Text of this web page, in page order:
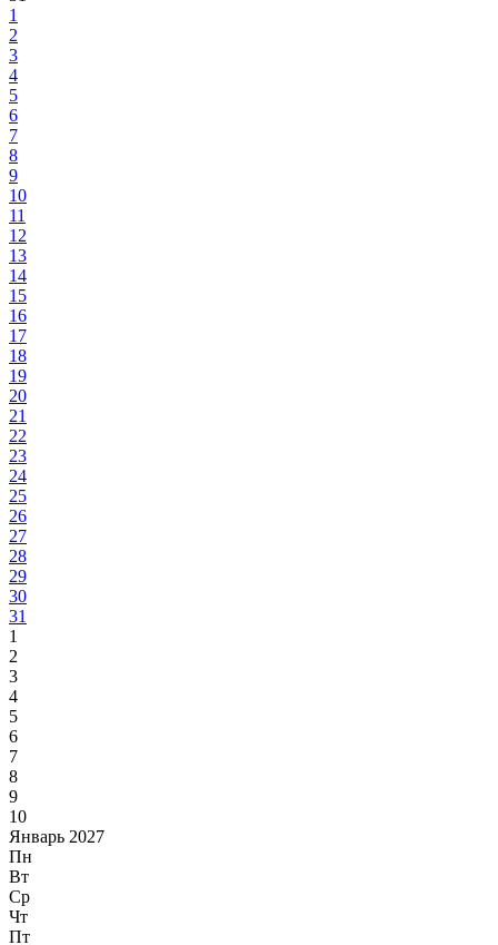
1
2
3
4
5
6
7
8
9
10
11
12
13
14
15
16
17
18
19
20
21
22
23
24
25
26
27
28
29
30
31
1
2
3
4
5
6
7
8
9
10
Январь 2027
Пн
Вт
Ср
Чт
Пт